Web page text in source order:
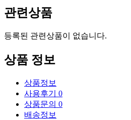
관련상품
등록된 관련상품이 없습니다.
상품 정보
상품정보
사용후기 0
상품문의 0
배송정보